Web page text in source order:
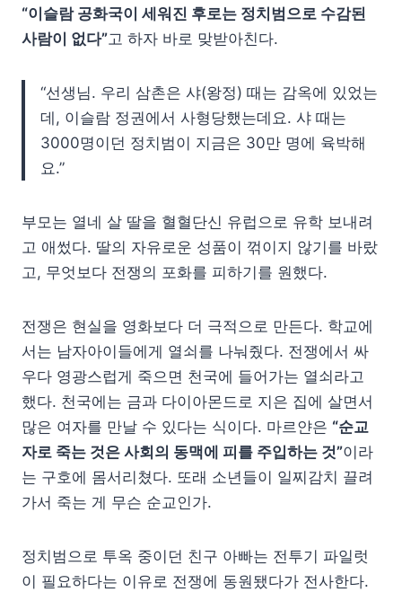
“이슬람 공화국이 세워진 후로는 정치범으로 수감된
사람이 없다”고 하자 바로 맞받아친다.
“선생님. 우리 삼촌은 샤(왕정) 때는 감옥에 있었는
데, 이슬람 정권에서 사형당했는데요. 샤 때는
3000명이던 정치범이 지금은 30만 명에 육박해
요.”
부모는 열네 살 딸을 혈혈단신 유럽으로 유학 보내려
고 애썼다. 딸의 자유로운 성품이 꺾이지 않기를 바랐
고, 무엇보다 전쟁의 포화를 피하기를 원했다.
전쟁은 현실을 영화보다 더 극적으로 만든다. 학교에
서는 남자아이들에게 열쇠를 나눠줬다. 전쟁에서 싸
우다 영광스럽게 죽으면 천국에 들어가는 열쇠라고
했다. 천국에는 금과 다이아몬드로 지은 집에 살면서
많은 여자를 만날 수 있다는 식이다. 마르얀은 “순교
자로 죽는 것은 사회의 동맥에 피를 주입하는 것”이라
는 구호에 몸서리쳤다. 또래 소년들이 일찌감치 끌려
가서 죽는 게 무슨 순교인가.
정치범으로 투옥 중이던 친구 아빠는 전투기 파일럿
이 필요하다는 이유로 전쟁에 동원됐다가 전사한다.